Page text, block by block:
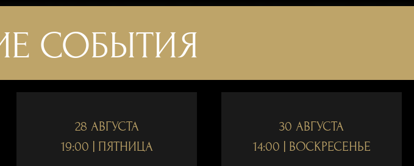
СОБЫТИЯ
28 АВГУСТА
19:00 | ПЯТНИЦА
30 АВГУСТА
14:00 | ВОСКРЕСЕНЬЕ